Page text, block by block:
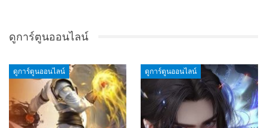
ดูการ์ตูนออนไลน์
ดูการ์ตูนออนไลน์ ดูการ์ตูนออนไลน์